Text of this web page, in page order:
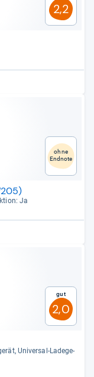
2,2
ohne
Endnote
Ja
Gut
2,0
Uni­ver­sal-​Lade­ge­